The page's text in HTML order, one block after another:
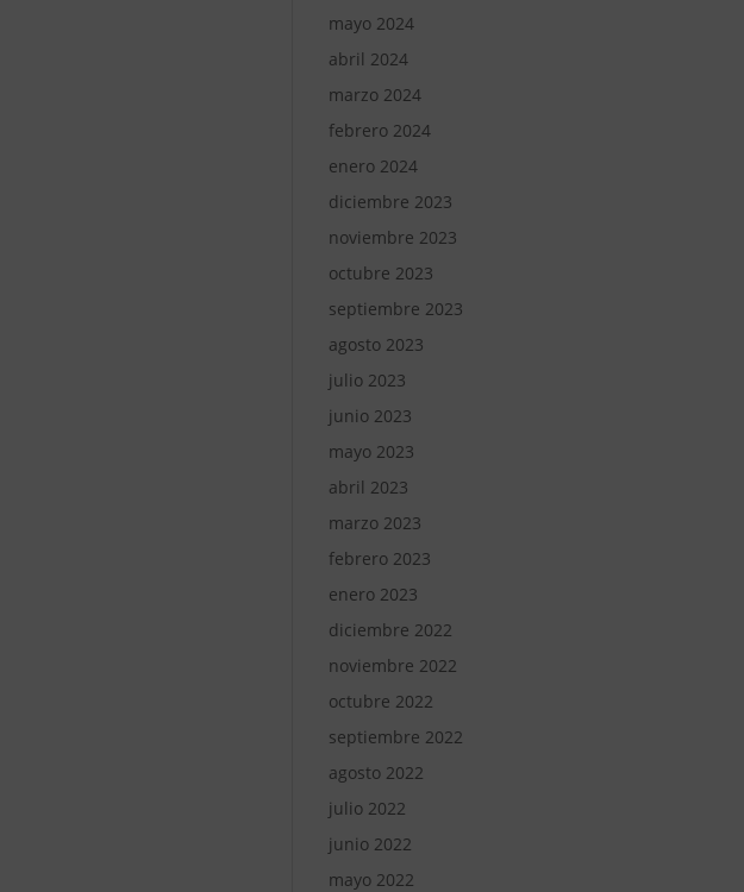
mayo 2024
abril 2024
marzo 2024
febrero 2024
enero 2024
diciembre 2023
noviembre 2023
octubre 2023
septiembre 2023
agosto 2023
julio 2023
junio 2023
mayo 2023
abril 2023
marzo 2023
febrero 2023
enero 2023
diciembre 2022
noviembre 2022
octubre 2022
septiembre 2022
agosto 2022
julio 2022
junio 2022
mayo 2022